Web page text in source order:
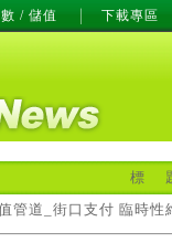
/ 儲值 下載專區
標
管道_街口支付 臨時性